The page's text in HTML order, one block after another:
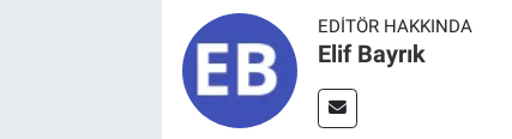
EDITÖR HAKKINDA
Elif Bayrık